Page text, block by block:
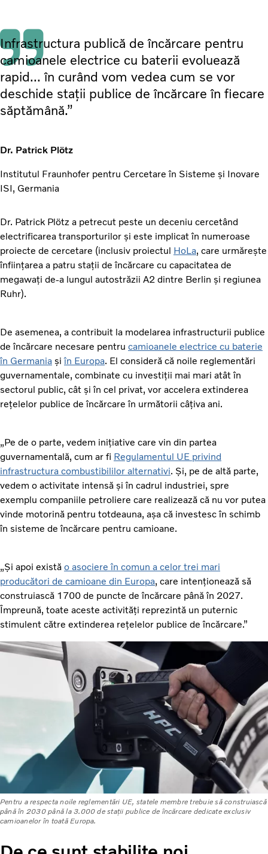
Infrastructura publică de încărcare pentru
camioanele electrice cu baterii evoluează
rapid... în curând vom vedea cum se vor
deschide stații publice de încărcare în fiecare
săptămână.”
Dr. Patrick Plötz
Institutul Fraunhofer pentru Cercetare în Sisteme și Inovare
ISI, Germania
Dr. Patrick Plötz a petrecut peste un deceniu cercetând
electrificarea transporturilor și este implicat în numeroase
proiecte de cercetare (inclusiv proiectul HoLa, care urmărește
înființarea a patru stații de încărcare cu capacitatea de
megawați de-a lungul autostrăzii A2 dintre Berlin și regiunea
Ruhr).
De asemenea, a contribuit la modelarea infrastructurii publice
de încărcare necesare pentru camioanele electrice cu baterie
în Germania șiîn Europa. El consideră că noile reglementări
guvernamentale, combinate cu investiții mai mari atât în
sectorul public, cât și în cel privat, vor accelera extinderea
rețelelor publice de încărcare în următorii câțiva ani.
„Pe de o parte, vedem inițiative care vin din partea
guvernamentală, cum ar fi Regulamentul UE privind
infrastructura combustibililor alternativi. Și, pe de altă parte,
vedem o activitate intensă și în cadrul industriei, spre
exemplu companiile petroliere care realizează că nu vor putea
vinde motorină pentru totdeauna, așa că investesc în schimb
în sisteme de încărcare pentru camioane.
„Și apoi există o asociere în comun a celor trei mari
producători de camioane din Europa, care intenționează să
construiască 1700 de puncte de încărcare până în 2027.
Împreună, toate aceste activități reprezintă un puternic
stimulent către extinderea rețelelor publice de încărcare.”
Pentru a respecta noile reglementări UE, statele membre trebuie să construiască
până în 2030 până la 3.000 de stații publice de încărcare dedicate exclusiv
camioanelor în toată Europa.